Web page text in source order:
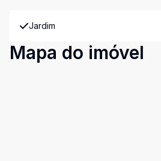
Jardim
Mapa do imóvel